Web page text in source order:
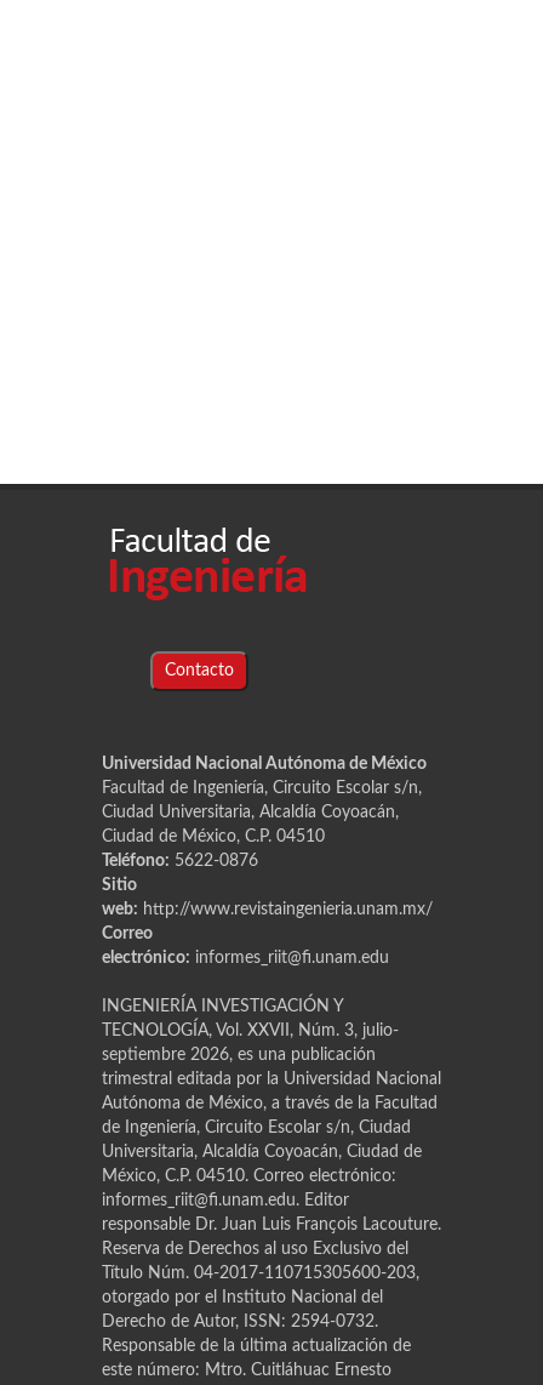
Contacto
Universidad Nacional Autónoma de México
Facultad de Ingeniería, Circuito Escolar s/n,
Ciudad Universitaria, Alcaldía Coyoacán,
Ciudad de México, C.P. 04510
Teléfono: 5622-0876
Sitio
web: http://www.revistaingenieria.unam.mx/
Correo
electrónico: informes_riit@fi.unam.edu
INGENIERÍA INVESTIGACIÓN Y
TECNOLOGÍA, Vol. XXVII, Núm. 3, julio-
septiembre 2026, es una publicación
trimestral editada por la Universidad Nacional
Autónoma de México, a través de la Facultad
de Ingeniería, Circuito Escolar s/n, Ciudad
Universitaria, Alcaldía Coyoacán, Ciudad de
México, C.P. 04510. Correo electrónico:
informes_riit@fi.unam.edu. Editor
responsable Dr. Juan Luis Franҫois Lacouture.
Reserva de Derechos al uso Exclusivo del
Título Núm. 04-2017-110715305600-203,
otorgado por el Instituto Nacional del
Derecho de Autor, ISSN: 2594-0732.
Responsable de la última actualización de
este número: Mtro. Cuitláhuac Ernesto